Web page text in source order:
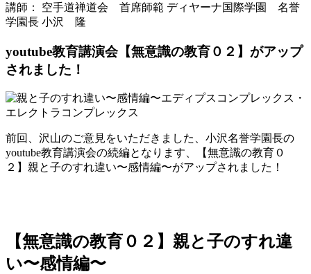
講師： 空手道禅道会 首席師範 ディヤーナ国際学園 名誉
学園長 小沢 隆
youtube教育講演会【無意識の教育０２】がアップ
されました！
前回、沢山のご意見をいただきました、小沢名誉学園長の
youtube教育講演会の続編となります、【無意識の教育０
２】親と子のすれ違い〜感情編〜がアップされました！
【無意識の教育０２】親と子のすれ違
い〜感情編〜